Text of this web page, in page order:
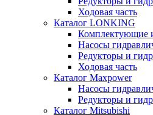
Ходовая часть
Каталог LONKING
Комплектующие
Насосы
Редукторы и
Ходовая часть
Каталог Maxpower
Насосы
Редукторы и
Каталог Mitsubishi